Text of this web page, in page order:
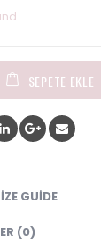
SEPETE EKLE
GUIDE
(0)